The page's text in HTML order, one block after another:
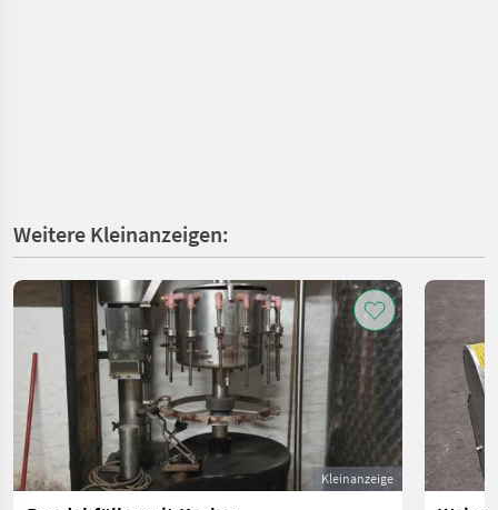
Weitere Kleinanzeigen:
Kleinanzeige